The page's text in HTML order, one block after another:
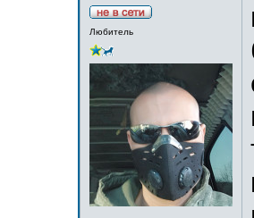
Любитель